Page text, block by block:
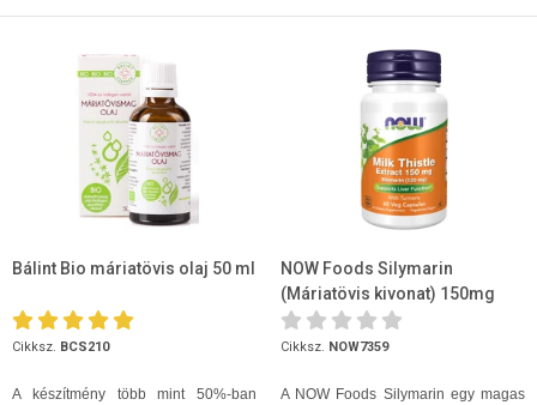
Bálint Bio máriatövis olaj 50 ml
Cikksz. BCS210
A készítmény több mint 50%-ban
NOW Foods Silymarin
(Máriatövis kivonat) 150mg
kapszula 60db
Cikksz. NOW7359
A NOW Foods Silymarin egy magas